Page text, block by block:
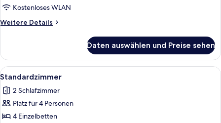
Kostenloses WLAN
Weitere Details
Weitere
Suite
Daten auswählen und Preise sehen
Alle
Fotos
für
Standardzimmer
anzeigen
Ein Hotelzimmer mit einem Bett,
4
Standardzimmer
2 Schlafzimmer
Platz für 4 Personen
4 Einzelbetten